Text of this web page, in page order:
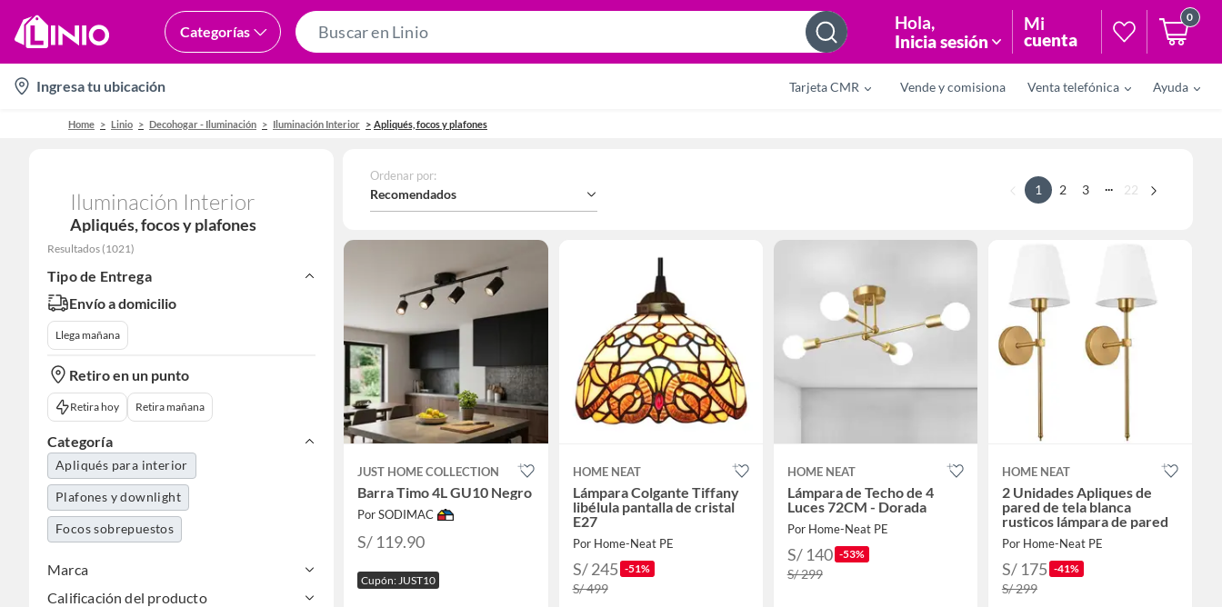
Categorías
Bar
Hola,
Inicia sesión
Mi
cuenta
0
location-
icon
Ingresa tu ubicación Tarjeta CMR Vende y comisiona Venta telefónica Ayuda
Home Linio Decohogar - Iluminación Iluminación Interior Apliqués, focos y plafones
Iluminación Interior
Apliqués, focos y plafones
Resultados (1021)
Tipo de Entrega
Envío a domicilio
Llega mañana
Retiro en un punto
Retira hoy Retira mañana
Categoría
Apliqués para interior
Plafones y downlight
Focos sobrepuestos
Marca
Calificación del producto
Ordenar por:
Recomendados 1 2 3 ... 22
JUST HOME COLLECTION
Barra Timo 4L GU10 Negro
Por SODIMAC
S/ 119.90
Cupón: JUST10
HOME NEAT
Lámpara Colgante Tiffany
libélula pantalla de cristal
E27
Por Home-Neat PE
S/ 245 -51%
S/ 499
HOME NEAT
Lámpara de Techo de 4
Luces 72CM - Dorada
Por Home-Neat PE
S/ 140 -53%
S/ 299
HOME NEAT
2 Unidades Apliques de
pared de tela blanca
rusticos lámpara de pared
Por Home-Neat PE
S/ 175 -41%
S/ 299